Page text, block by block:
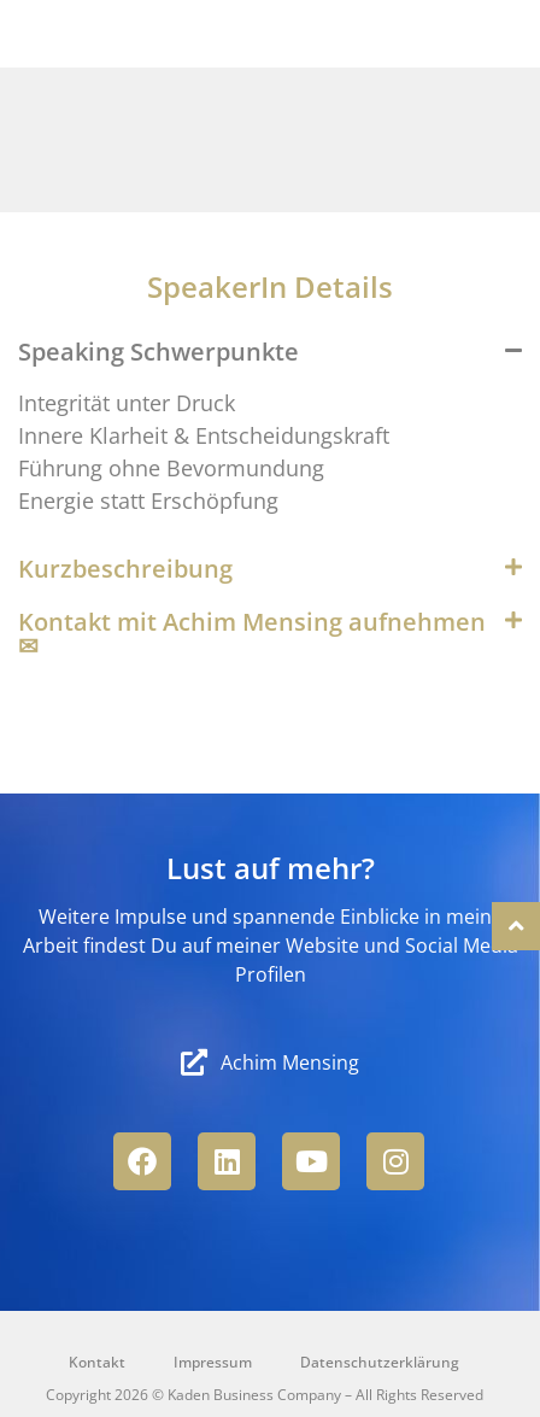
SpeakerIn Details
Speaking Schwerpunkte
Integrität unter Druck
Innere Klarheit & Entscheidungskraft
Führung ohne Bevormundung
Energie statt Erschöpfung
Kurzbeschreibung
Kontakt mit Achim Mensing aufnehmen
✉︎
Lust auf mehr?
Weitere Impulse und spannende Einblicke in meine
Arbeit findest Du auf meiner Website und Social Media
Profilen
Achim Mensing
Kontakt Impressum
Datenschutzerklärung
Copyright 2026 © Kaden Business Company – All Rights Reserved